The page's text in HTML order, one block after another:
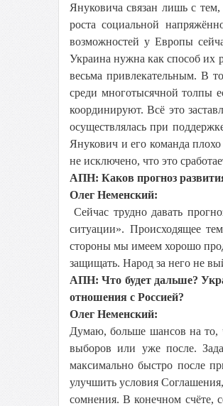
Януковича связан лишь с
роста социальной
возможностей у Европы
Украина нужна как способ их
весьма привлекательным. В
среди многотысячной толпы
координируют. Всё это
осуществлялась при
Янукович и его команда
не исключено, что это
АПН: Каков прогноз
Олег Неменский:
Сейчас трудно давать
ситуации». Происходящее
стороны мы имеем хорошо
защищать. Народ за него не
АПН: Что будет дальше?
отношения с Россией?
Олег Неменский:
Думаю, больше шансов на то,
выборов или уже после.
максимально быстро после
улучшить условия
сомнения. В конечном счёте,